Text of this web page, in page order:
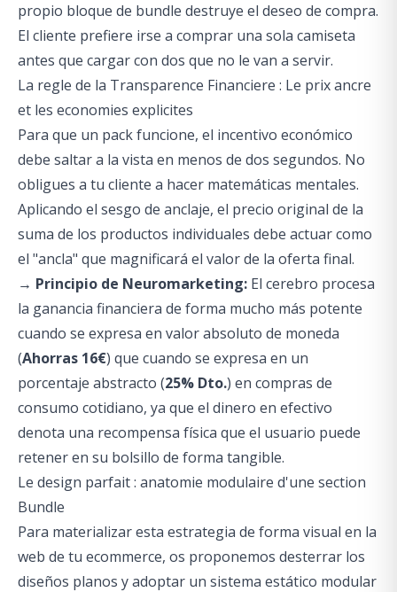
propio bloque de bundle destruye el deseo de compra.
El cliente prefiere irse a comprar una sola camiseta
antes que cargar con dos que no le van a servir.
La regle de la Transparence Financiere : Le prix ancre
et les economies explicites
Para que un pack funcione, el incentivo económico
debe saltar a la vista en menos de dos segundos. No
obligues a tu cliente a hacer matemáticas mentales.
Aplicando el sesgo de anclaje, el precio original de la
suma de los productos individuales debe actuar como
el "ancla" que magnificará el valor de la oferta final.
→ Principio de Neuromarketing: El cerebro procesa
la ganancia financiera de forma mucho más potente
cuando se expresa en valor absoluto de moneda
(Ahorras 16€) que cuando se expresa en un
porcentaje abstracto (25% Dto.) en compras de
consumo cotidiano, ya que el dinero en efectivo
denota una recompensa física que el usuario puede
retener en su bolsillo de forma tangible.
Le design parfait : anatomie modulaire d'une section
Bundle
Para materializar esta estrategia de forma visual en la
web de tu ecommerce, os proponemos desterrar los
diseños planos y adoptar un sistema estático modular